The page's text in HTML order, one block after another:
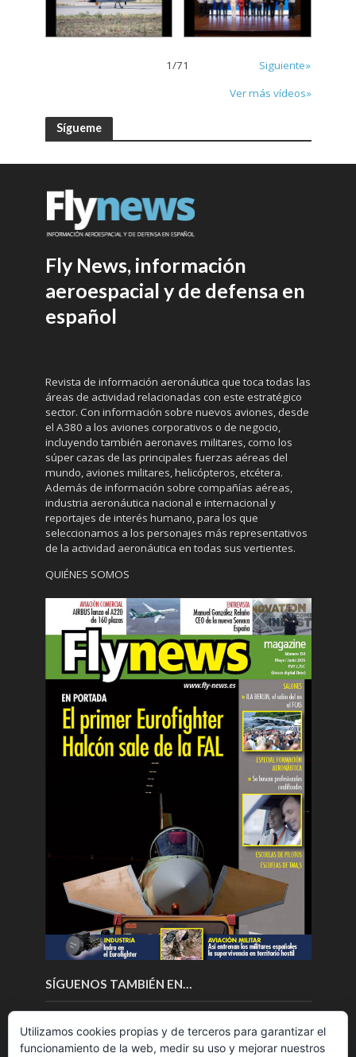
1/71
Siguiente»
Ver más vídeos»
Sígueme
Fly News, información
aeroespacial y de defensa en
español
Revista de información aeronáutica que toca todas las
áreas de actividad relacionadas con este estratégico
sector. Con información sobre nuevos aviones, desde
el A380 a los aviones corporativos o de negocio,
incluyendo también aeronaves militares, como los
súper cazas de las principales fuerzas aéreas del
mundo, aviones militares, helicópteros, etcétera.
Además de información sobre compañías aéreas,
industria aeronáutica nacional e internacional y
reportajes de interés humano, para los que
seleccionamos a los personajes más representativos
de la actividad aeronáutica en todas sus vertientes.
QUIÉNES SOMOS
SÍGUENOS TAMBIÉN EN…
Utilizamos cookies propias y de terceros para garantizar el
funcionamiento de la web, medir su uso y mejorar nuestros